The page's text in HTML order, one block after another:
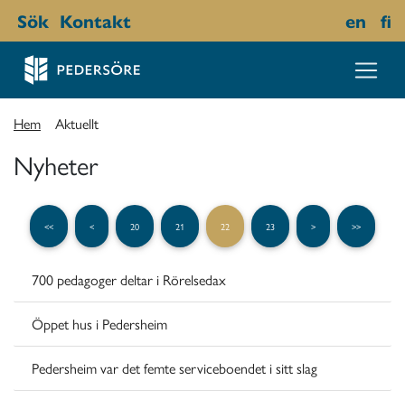
Sök Kontakt en fi
Hem Aktuellt
Nyheter
<< < 20 21 22 23 > >>
700 pedagoger deltar i Rörelsedax
Öppet hus i Pedersheim
Pedersheim var det femte serviceboendet i sitt slag